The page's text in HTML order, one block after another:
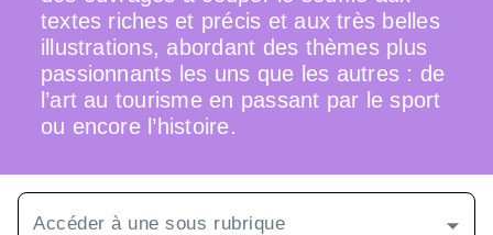
textes riches et précis et aux très belles
illustrations, abordant des thèmes plus
passionnants les uns que les autres : de
l’art au tourisme en passant par le sport
ou encore l’histoire.
Accéder à une sous rubrique